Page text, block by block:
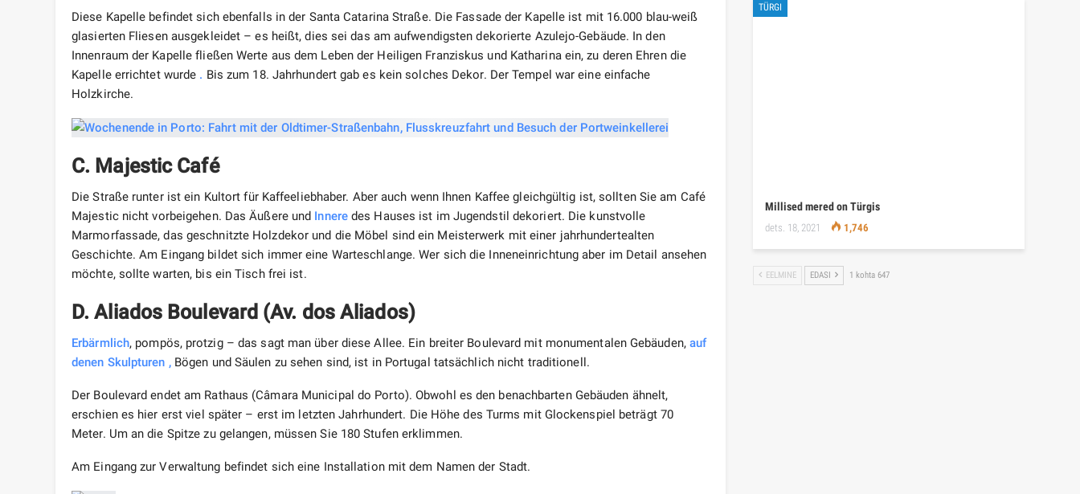
Diese Kapelle befindet sich ebenfalls in der Santa Catarina Straße. Die Fassade der Kapelle ist mit 16.000 blau-weiß
glasierten Fliesen ausgekleidet – es heißt, dies sei das am aufwendigsten dekorierte Azulejo-Gebäude. In den
Innenraum der Kapelle fließen Werte aus dem Leben der Heiligen Franziskus und Katharina ein, zu deren Ehren die
Kapelle errichtet wurde . Bis zum 18. Jahrhundert gab es kein solches Dekor. Der Tempel war eine einfache
Holzkirche.
C. Majestic Café
Die Straße runter ist ein Kultort für Kaffeeliebhaber. Aber auch wenn Ihnen Kaffee gleichgültig ist, sollten Sie am Café
Majestic nicht vorbeigehen. Das Äußere und Inneredes Hauses ist im Jugendstil dekoriert. Die kunstvolle
Marmorfassade, das geschnitzte Holzdekor und die Möbel sind ein Meisterwerk mit einer jahrhundertealten
Geschichte. Am Eingang bildet sich immer eine Warteschlange. Wer sich die Inneneinrichtung aber im Detail ansehen
möchte, sollte warten, bis ein Tisch frei ist.
D. Aliados Boulevard (Av. dos Aliados)
Erbärmlich, pompös, protzig – das sagt man über diese Allee. Ein breiter Boulevard mit monumentalen Gebäuden, auf
denen Skulpturen ,Bögen und Säulen zu sehen sind, ist in Portugal tatsächlich nicht traditionell.
Der Boulevard endet am Rathaus (Câmara Municipal do Porto). Obwohl es den benachbarten Gebäuden ähnelt,
erschien es hier erst viel später – erst im letzten Jahrhundert. Die Höhe des Turms mit Glockenspiel beträgt 70
Meter. Um an die Spitze zu gelangen, müssen Sie 180 Stufen erklimmen.
Am Eingang zur Verwaltung befindet sich eine Installation mit dem Namen der Stadt.
TÜRGI
Millised mered on Türgis
dets. 18, 2021 1,746
EELMINE EDASI 1 kohta 647